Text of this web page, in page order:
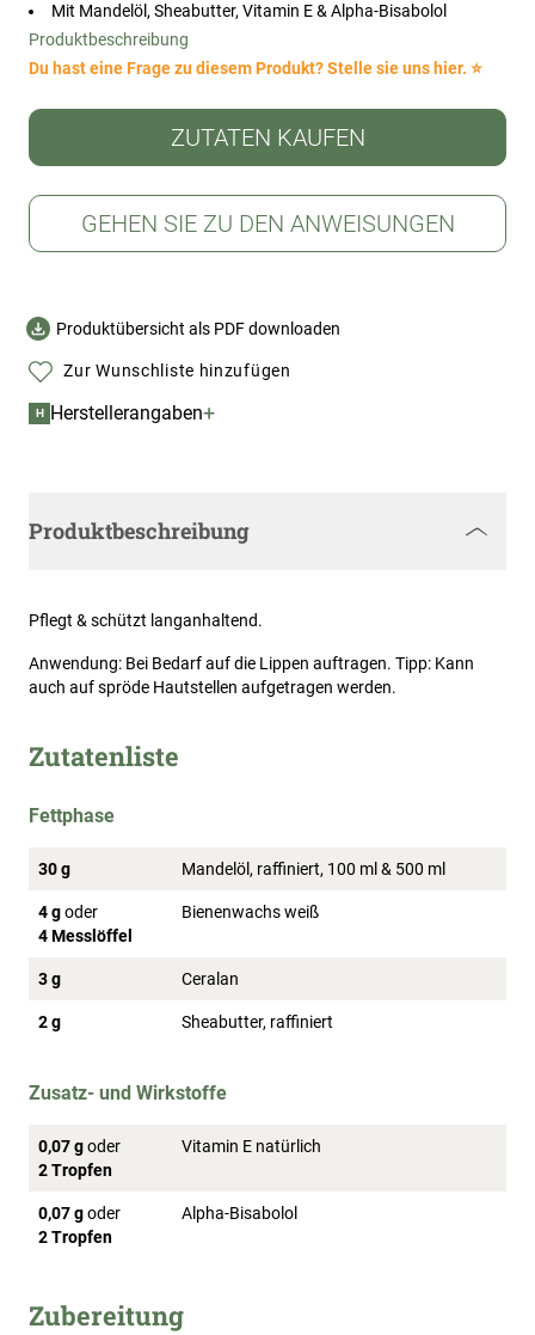
Mit Mandelöl, Sheabutter, Vitamin E & Alpha-Bisabolol
Produktbeschreibung
Du hast eine Frage zu diesem Produkt? Stelle sie uns hier. ⭐
ZUTATEN KAUFEN
GEHEN SIE ZU DEN ANWEISUNGEN
Produktübersicht als PDF downloaden
Zur Wunschliste hinzufügen
H Herstellerangaben+
Produktbeschreibung
Pflegt & schützt langanhaltend.
Anwendung: Bei Bedarf auf die Lippen auftragen. Tipp: Kann
auch auf spröde Hautstellen aufgetragen werden.
Zutatenliste
Fettphase
30 g Mandelöl, raffiniert, 100 ml & 500 ml
4 goder
4 Messlöffel
Bienenwachs weiß
3 g Ceralan
2 g Sheabutter, raffiniert
Zusatz- und Wirkstoffe
0,07 goder
2 Tropfen
Vitamin E natürlich
0,07 goder
2 Tropfen
Alpha-Bisabolol
Zubereitung